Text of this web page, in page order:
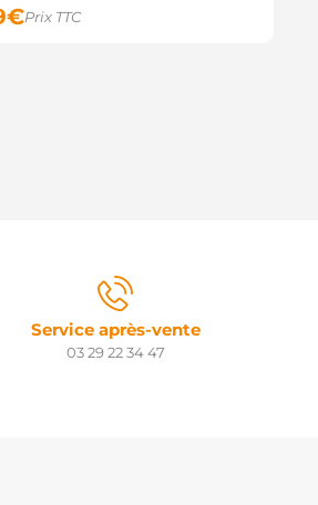
€Prix TTC
Service après-vente
03 29 22 34 47